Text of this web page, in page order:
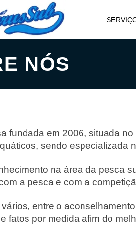
NÓS
fundada em 2006, situada
sendo especializada
na área da pesca
a pesca e com a
entre o
fatos por medida afim do